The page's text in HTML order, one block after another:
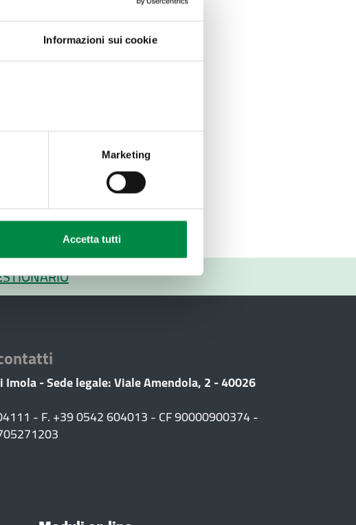
Informazioni sui cookie
Marketing
Accetta tutti
Imola - Sede legale: Viale Amendola, 2 - 40026
- F. +39 0542 604013 - CF 90000900374 -